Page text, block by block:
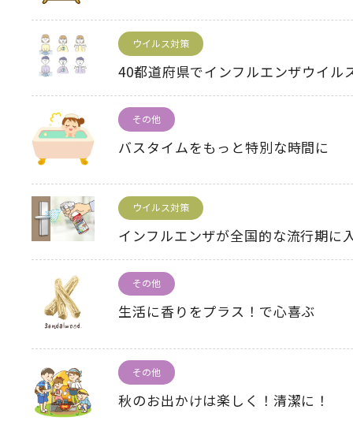
ウイルス対策
40都道府県でインフルエンザウイル
その他
バスタイムをもっと特別な時間に
ウイルス対策
インフルエンザが全国的な流行期に
その他
生活に香りをプラス！で心喜ぶ
その他
秋のお出かけは楽しく！清潔に！